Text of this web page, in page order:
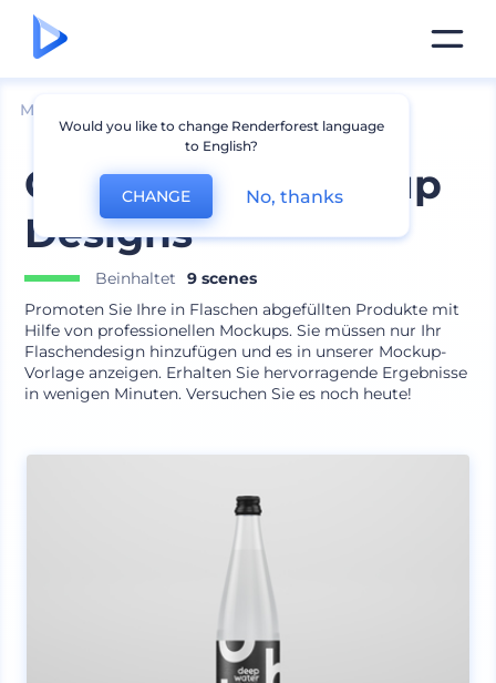
Mockups
Glasflasche Mockup
Designs
Beinhaltet
9 scenes
Promoten Sie Ihre in Flaschen abgefüllten Produkte mit
Hilfe von professionellen Mockups. Sie müssen nur Ihr
Flaschendesign hinzufügen und es in unserer Mockup-
Vorlage anzeigen. Erhalten Sie hervorragende Ergebnisse
in wenigen Minuten. Versuchen Sie es noch heute!
Would you like to change Renderforest language
to English?
CHANGE No, thanks